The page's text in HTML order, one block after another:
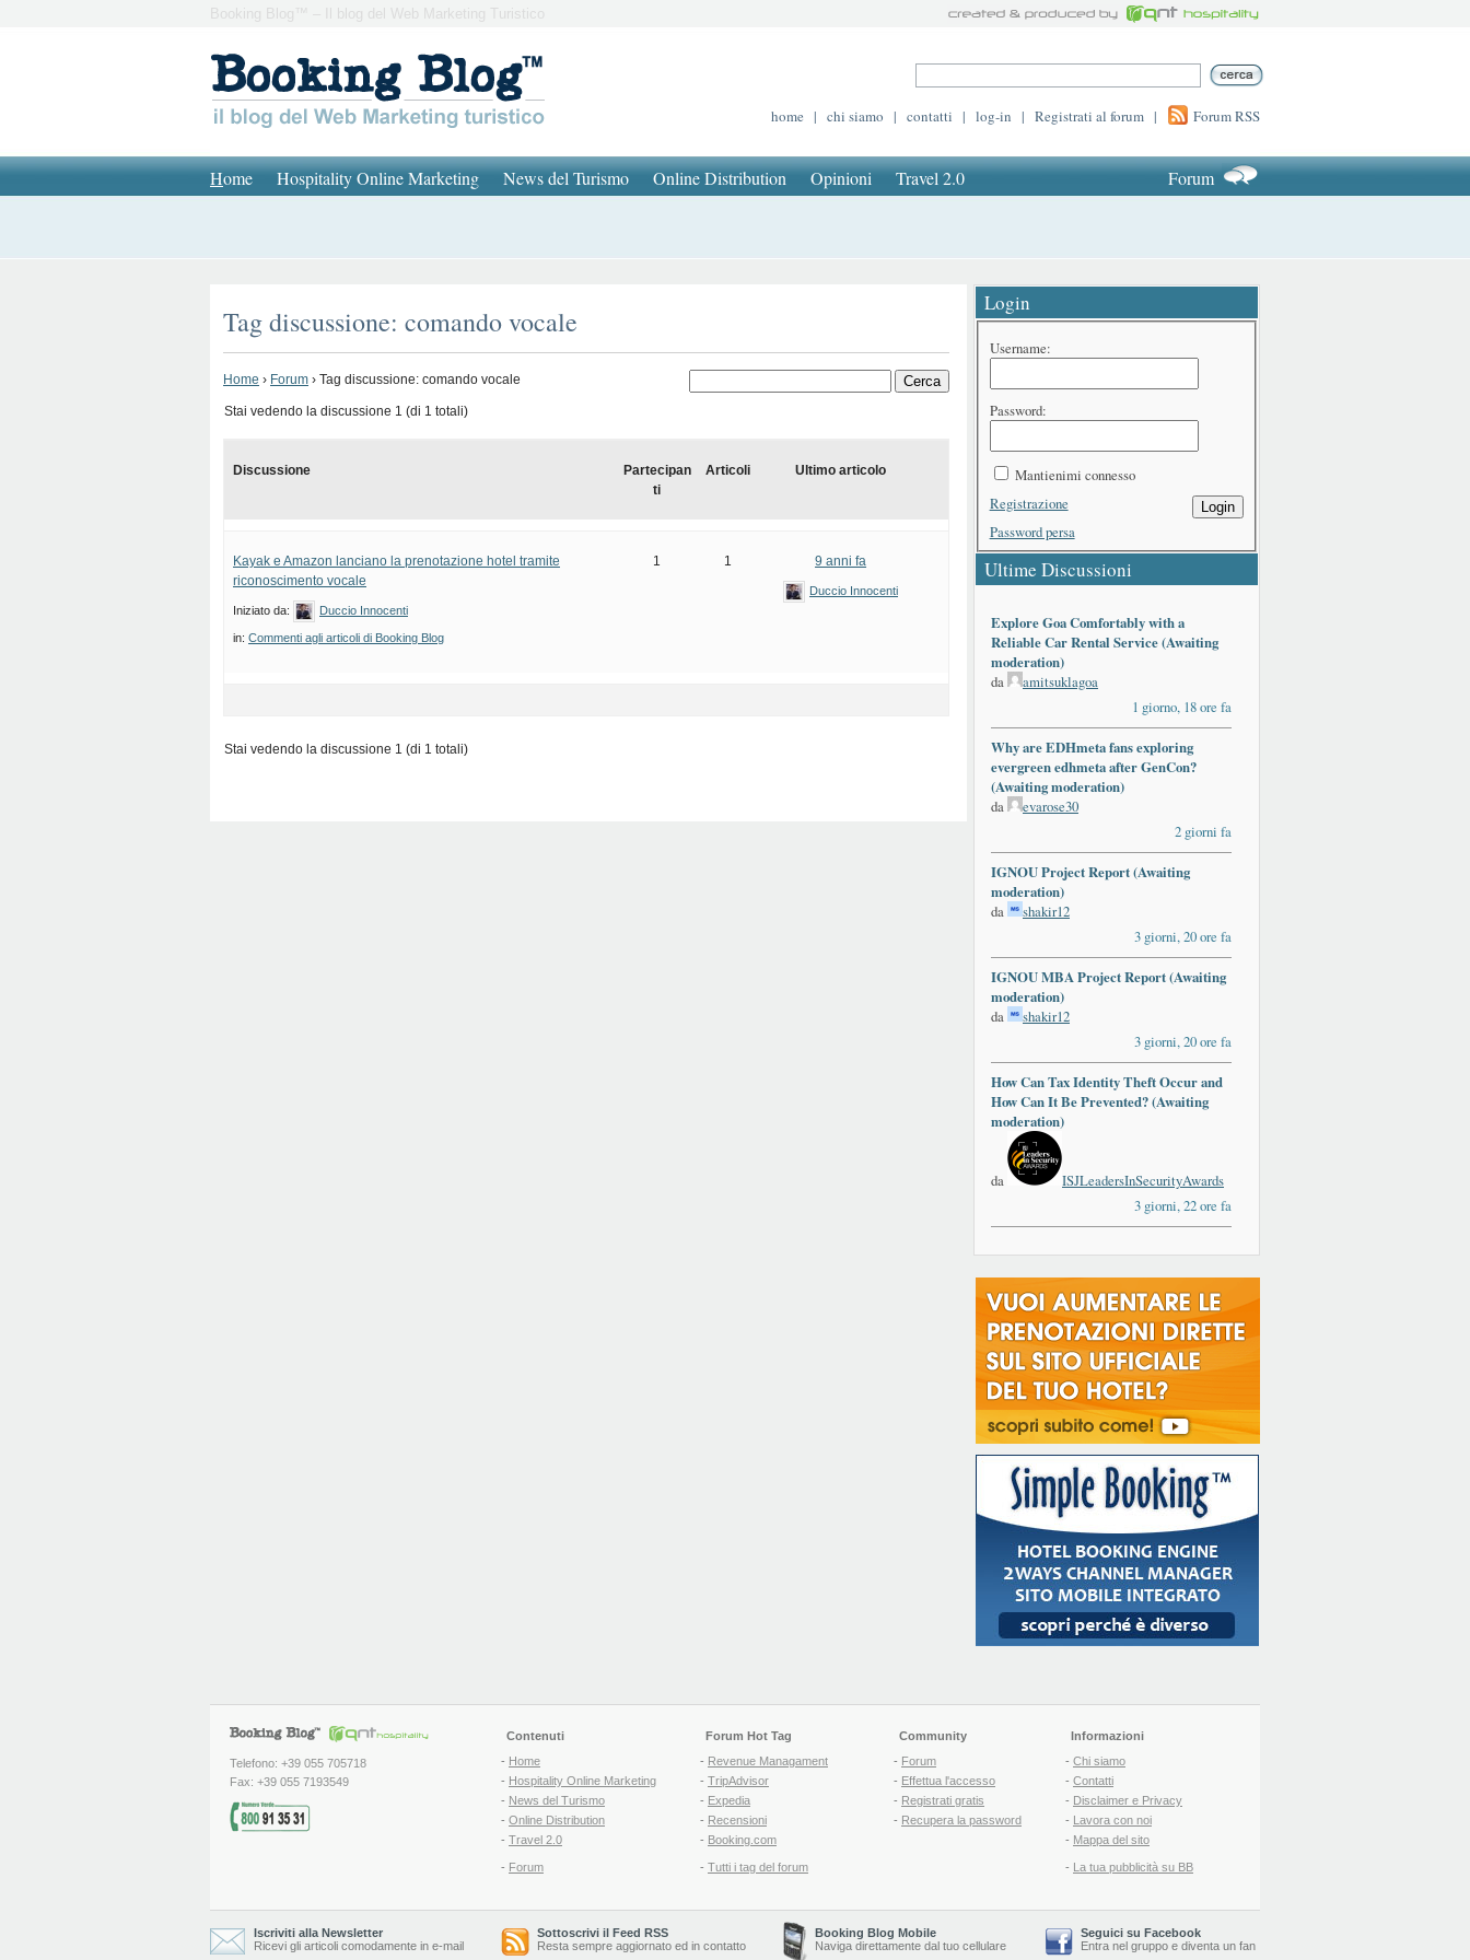
Booking Blog™ – Il blog del Web Marketing Turistico
home | chi siamo | contatti | log-in | Registrati al forum | Forum RSS
Home Hospitality Online Marketing News del Turismo Online Distribution Opinioni Travel 2.0 Forum
Tag discussione: comando vocale
Home › Forum › Tag discussione: comando vocale
Stai vedendo la discussione 1 (di 1 totali)
Discussione
Partecipan
ti
Articoli Ultimo articolo
Kayak e Amazon lanciano la prenotazione hotel tramite
riconoscimento vocale
Iniziato da: Duccio Innocenti
in: Commenti agli articoli di Booking Blog
1 1 9 anni fa
Duccio Innocenti
Stai vedendo la discussione 1 (di 1 totali)
Login
Username:
Password:
Mantienimi connesso
Login
Registrazione
Password persa
Ultime Discussioni
Explore Goa Comfortably with a
Reliable Car Rental Service (Awaiting
moderation)
da
amitsuklagoa
1 giorno, 18 ore fa
Why are EDHmeta fans exploring
evergreen edhmeta after GenCon?
(Awaiting moderation)
da
evarose30
2 giorni fa
IGNOU Project Report (Awaiting
moderation)
da
shakir12
3 giorni, 20 ore fa
IGNOU MBA Project Report (Awaiting
moderation)
da
shakir12
3 giorni, 20 ore fa
How Can Tax Identity Theft Occur and
How Can It Be Prevented? (Awaiting
moderation)
da
ISJLeadersInSecurityAwards
3 giorni, 22 ore fa
Telefono: +39 055 705718
Fax: +39 055 7193549
Contenuti
- Home
- Hospitality Online Marketing
- News del Turismo
- Online Distribution
- Travel 2.0
- Forum
Forum Hot Tag
- Revenue Managament
- TripAdvisor
- Expedia
- Recensioni
- Booking.com
- Tutti i tag del forum
Community
- Forum
- Effettua l'accesso
- Registrati gratis
- Recupera la password
Informazioni
- Chi siamo
- Contatti
- Disclaimer e Privacy
- Lavora con noi
- Mappa del sito
- La tua pubblicità su BB
Iscriviti alla Newsletter
Ricevi gli articoli comodamente in e-mail
Sottoscrivi il Feed RSS
Resta sempre aggiornato ed in contatto
Booking Blog Mobile
Naviga direttamente dal tuo cellulare
Seguici su Facebook
Entra nel gruppo e diventa un fan